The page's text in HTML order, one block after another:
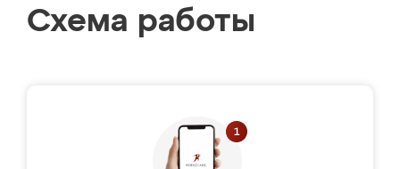
Схема работы